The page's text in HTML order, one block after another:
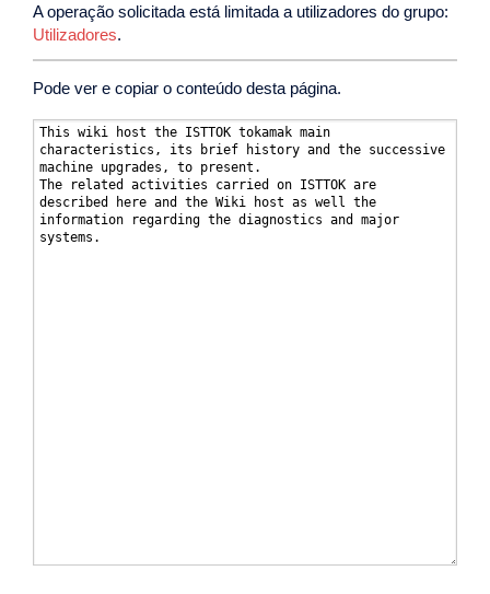
A operação solicitada está limitada a utilizadores do grupo:
Utilizadores.
Pode ver e copiar o conteúdo desta página.